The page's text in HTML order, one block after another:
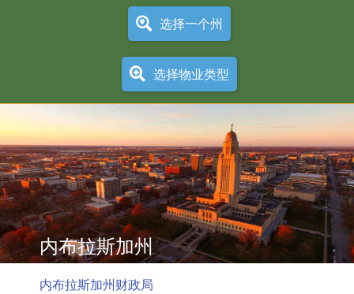
选择一个州
选择物业类型
内布拉斯加州
内布拉斯加州财政局